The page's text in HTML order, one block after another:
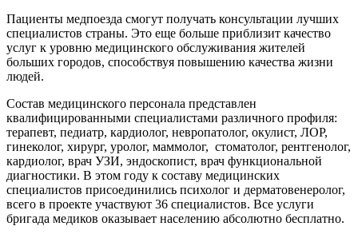
Пациенты медпоезда смогут получать консультации лучших
специалистов страны. Это еще больше приблизит качество
услуг к уровню медицинского обслуживания жителей
больших городов, способствуя повышению качества жизни
людей.
Состав медицинского персонала представлен
квалифицированными специалистами различного профиля:
терапевт, педиатр, кардиолог, невропатолог, окулист, ЛОР,
гинеколог, хирург, уролог, маммолог, стоматолог, рентгенолог,
кардиолог, врач УЗИ, эндоскопист, врач функциональной
диагностики. В этом году к составу медицинских
специалистов присоединились психолог и дерматовенеролог,
всего в проекте участвуют 36 специалистов. Все услуги
бригада медиков оказывает населению абсолютно бесплатно.